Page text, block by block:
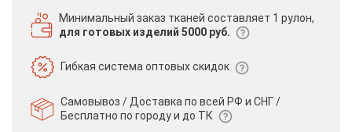
Минимальный заказ тканей составляет 1 рулон,
для готовых изделий 5000 руб.
Гибкая системаоптовых скидок
Самовывоз / Доставка по всей РФ и СНГ /
Бесплатно по городу и до ТК